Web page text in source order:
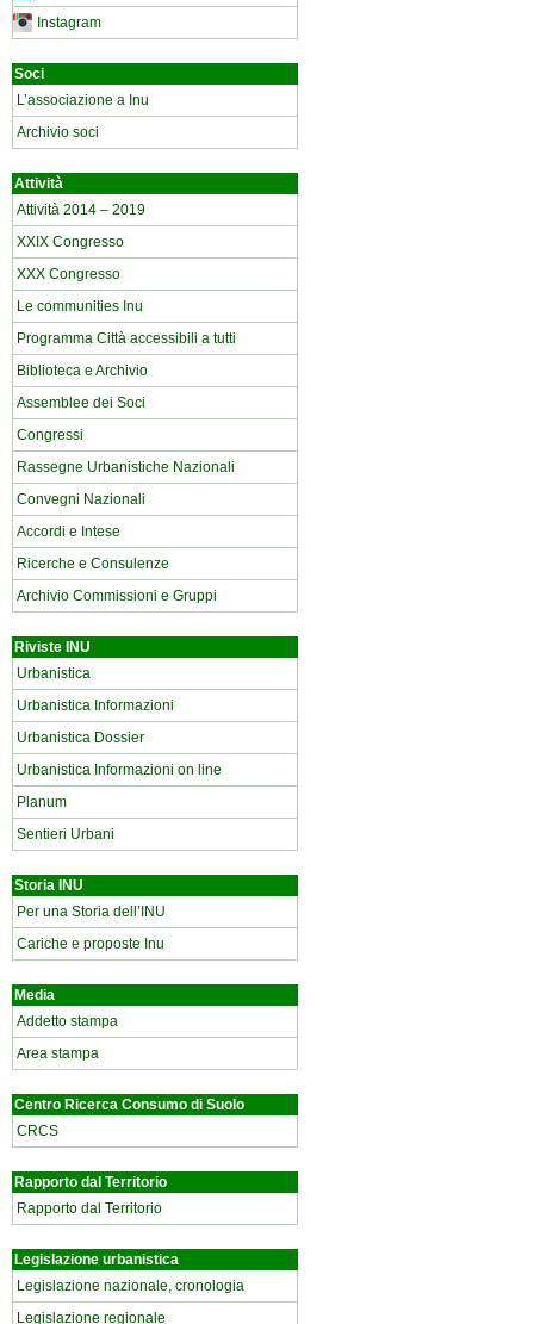
Instagram
Soci
L’associazione a Inu
Archivio soci
Attività
Attività 2014 – 2019
XXIX Congresso
XXX Congresso
Le communities Inu
Programma Città accessibili a tutti
Biblioteca e Archivio
Assemblee dei Soci
Congressi
Rassegne Urbanistiche Nazionali
Convegni Nazionali
Accordi e Intese
Ricerche e Consulenze
Archivio Commissioni e Gruppi
Riviste INU
Urbanistica
Urbanistica Informazioni
Urbanistica Dossier
Urbanistica Informazioni on line
Planum
Sentieri Urbani
Storia INU
Per una Storia dell’INU
Cariche e proposte Inu
Media
Addetto stampa
Area stampa
Centro Ricerca Consumo di Suolo
CRCS
Rapporto dal Territorio
Rapporto dal Territorio
Legislazione urbanistica
Legislazione nazionale, cronologia
Legislazione regionale